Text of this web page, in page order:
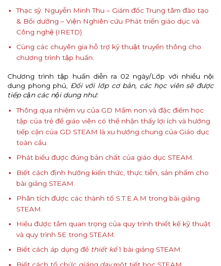
Thạc sỹ. Nguyễn Minh Thu – Giám đốc Trung tâm đào tạo
& Bồi dưỡng – Viện Nghiên cứu Phát triển giáo dục và
Công nghệ (IRETD)
Cùng các chuyên gia hỗ trợ kỹ thuật truyền thông cho
chương trình tập huấn.
Chương trình tập huấn diễn ra 02 ngày/Lớp với nhiều nội
dung phong phú, Đối với lớp cơ bản, các học viên sẽ được
tiếp cận các nội dung như:
Thông qua nhiệm vụ của GD Mầm non và đặc điểm học
tập của trẻ để giáo viên có thể nhận thấy lợi ích và hướng
tiếp cận của GD STEAM là xu hướng chung của Giáo dục
toàn cầu.
Phát biểu được đúng bản chất của giáo dục STEAM.
Biết cách định hướng kiến thức, thực tiễn, sản phẩm cho
bài giảng STEAM.
Phân tích được các thành tố S.T.E.A.M trong bài giảng
STEAM.
Hiểu được tầm quan trọng của quy trình thiết kế kỹ thuật
và quy trình 5E trong STEAM.
Biết cách áp dụng để thiết kế1 bài giảng STEAM.
Biết cách tổ chứcgiảng dạymột tiết học STEAM.